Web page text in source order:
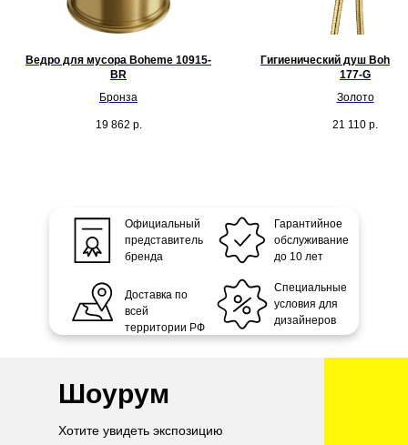
Ведро для мусора Boheme 10915-
BR
Бронза
19 862 р.
Гигиенический душ
177-G
Золото
21 110 р.
Официальный
представитель
бренда
Доставка по
всей
территории РФ
Гарантийное
обслуживание
до 10 лет
Специальные
условия для
дизайнеров
Шоурум
Хотите увидеть экспозицию